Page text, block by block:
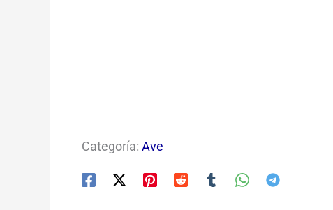
Categoría: Ave